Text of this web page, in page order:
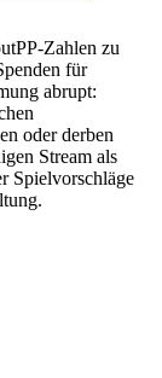
Zahlen zu
für
abrupt:
oder derben
Stream als
Spielvorschläge